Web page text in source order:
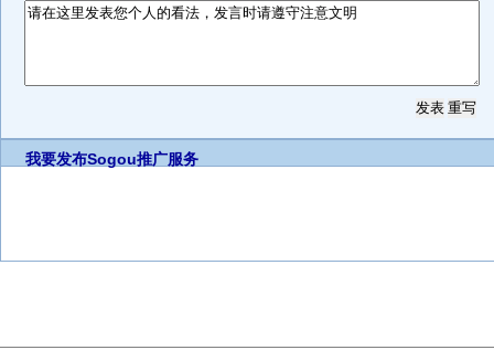
我要发布Sogou推广服务